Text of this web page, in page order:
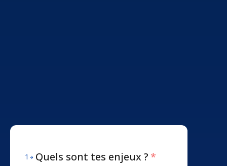
1 Quels sont tes enjeux ? *